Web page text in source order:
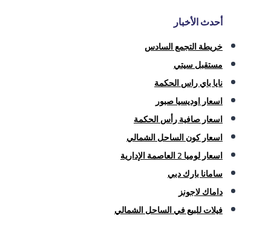
أحدث الأخبار
خريطة التجمع السادس
مستقبل سيتي
نايا باي راس الحكمة
اسعار اوديسيا صبور
اسعار صافية رأس الحكمة
اسعار كون الساحل الشمالي
اسعار لوميا 2 العاصمة الإدارية
سامانا بارك دبي
داماك لاجونز
فيلات للبيع في الساحل الشمالي